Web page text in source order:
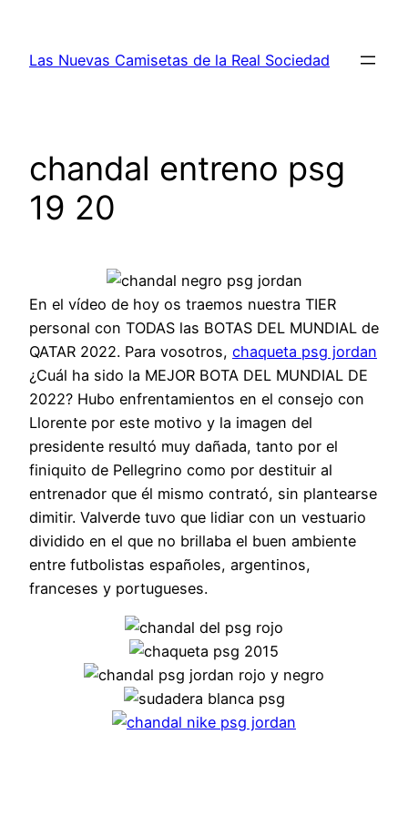
contenido
Las Nuevas Camisetas de la Real Sociedad
chandal entreno psg
19 20
En el vídeo de hoy os traemos nuestra TIER
personal con TODAS las BOTAS DEL MUNDIAL de
QATAR 2022. Para vosotros, chaqueta psg jordan
¿Cuál ha sido la MEJOR BOTA DEL MUNDIAL DE
2022? Hubo enfrentamientos en el consejo con
Llorente por este motivo y la imagen del
presidente resultó muy dañada, tanto por el
finiquito de Pellegrino como por destituir al
entrenador que él mismo contrató, sin plantearse
dimitir. Valverde tuvo que lidiar con un vestuario
dividido en el que no brillaba el buen ambiente
entre futbolistas españoles, argentinos,
franceses y portugueses.